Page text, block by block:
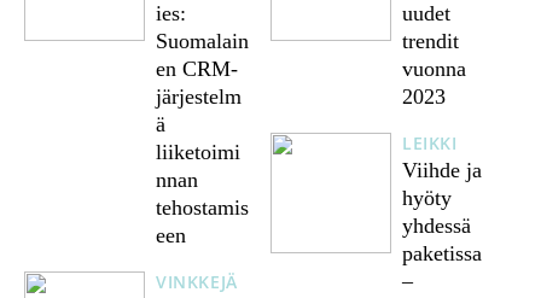
ies:
Suomalain
en CRM-
järjestelm
ä
liiketoimi
nnan
tehostamis
een
VINKKEJÄ
uudet
trendit
vuonna
2023
LEIKKI
Viihde ja
hyöty
yhdessä
paketissa
–